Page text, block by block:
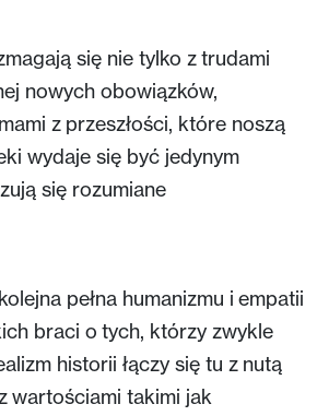
się nie tylko z trudami
nowych obowiązków,
z przeszłości, które noszą
wydaje się być jedynym
się rozumiane
pełna humanizmu i empatii
braci o tych, którzy zwykle
historii łączy się tu z nutą
wartościami takimi jak